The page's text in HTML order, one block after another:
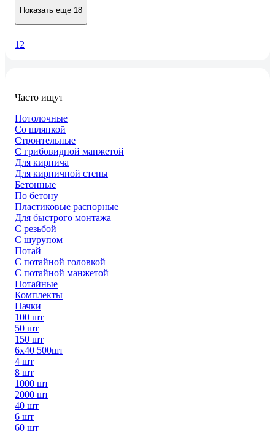
Показать еще 18
1 2
Часто ищут
Потолочные
Со шляпкой
Строительные
С грибовидной манжетой
Для кирпича
Для кирпичной стены
Бетонные
По бетону
Пластиковые распорные
Для быстрого монтажа
С резьбой
С шурупом
Потай
С потайной головкой
С потайной манжетой
Потайные
Комплекты
Пачки
100 шт
50 шт
150 шт
6х40 500шт
4 шт
8 шт
1000 шт
2000 шт
40 шт
6 шт
60 шт